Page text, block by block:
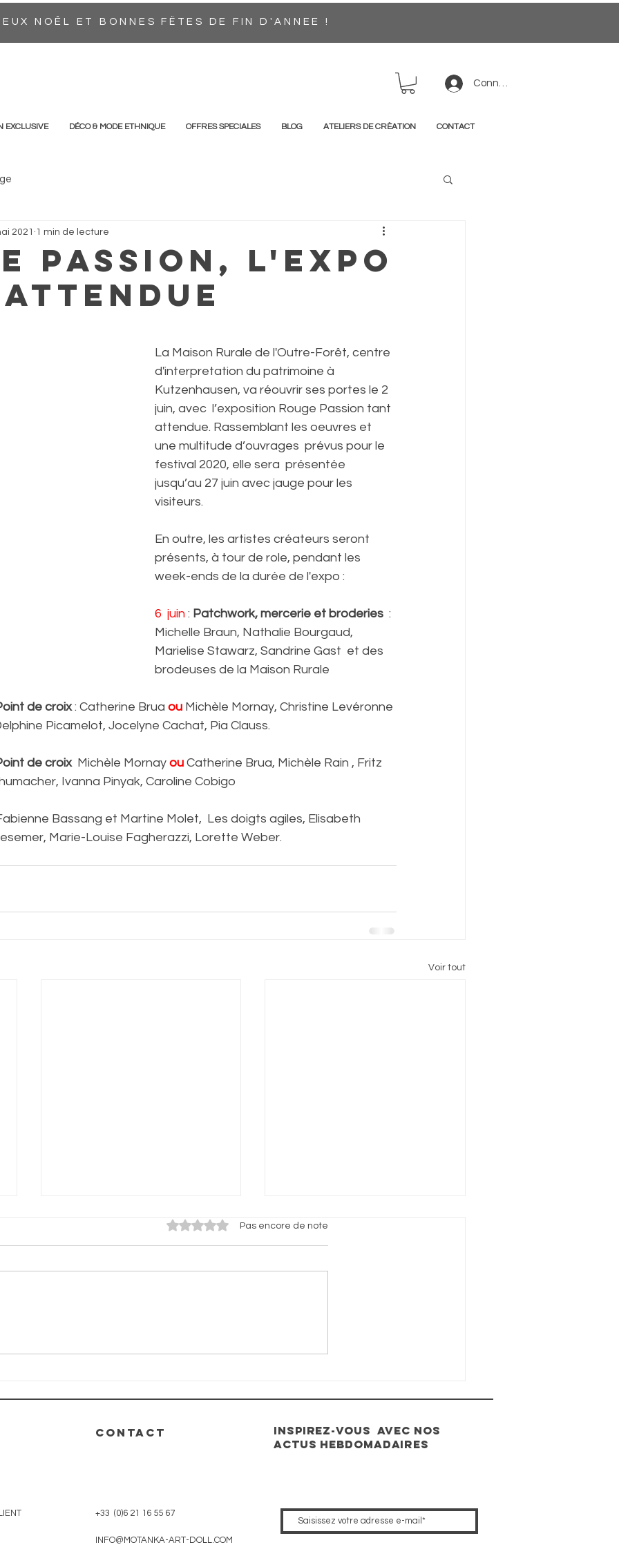
NOÊL ET BONNES FËTES DE FIN D'ANNEE !
Connexion
EXCLUSIVE DÉCO & MODE ETHNIQUE OFFRES SPECIALES BLOG ATELIERS DE CRÈATION CONTACT
Passion, l'expo
2021 1 min de lecture
5.
La Maison Rurale de l'Outre-Forêt, centre
d'interpretation du patrimoine à
Kutzenhausen, va réouvrir ses portes le 2
juin, avec  l’exposition Rouge Passion tant
attendue. Rassemblant les oeuvres et
une multitude d’ouvrages  prévus pour le
festival 2020, elle sera  présentée
jusqu’au 27 juin avec jauge pour les
visiteurs.
En outre, les artistes créateurs seront
présents, à tour de role, pendant les
week-ends de la durée de l'expo :
6  juin : Patchwork, mercerie et broderies
  :
Michelle Braun, Nathalie Bourgaud,
Marielise Stawarz, Sandrine Gast  et des
brodeuses de la Maison Rurale
de croix : Catherine Brua ou Michèle Mornay, Christine Levéronne
Picamelot, Jocelyne Cachat, Pia Clauss.
de croix
  Michèle Mornay
ou Catherine Brua, Michèle Rain , Fritz
Ivanna Pinyak, Caroline Cobigo
Bassang et Martine Molet,  Les doigts agiles, Elisabeth
Marie-Louise Fagherazzi, Lorette Weber.
Voir tout
Doll présente
Doll au
Strasbourg du
2 décembre
Noté 0 étoile sur 5.Pas encore de note
CONTACT
INSPIREZ-VOUS avec nos
actus hebdomadaires
+33 (0)6 21 16 55 67
INFO@MOTANKA-ART-DOLL.COM